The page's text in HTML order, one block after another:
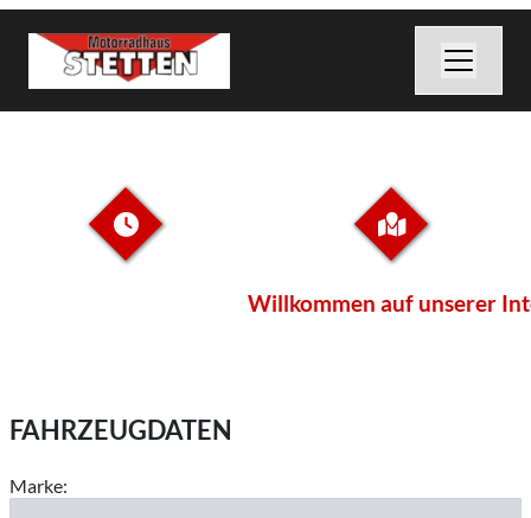
Willkommen auf unserer
FAHRZEUGDATEN
Marke: